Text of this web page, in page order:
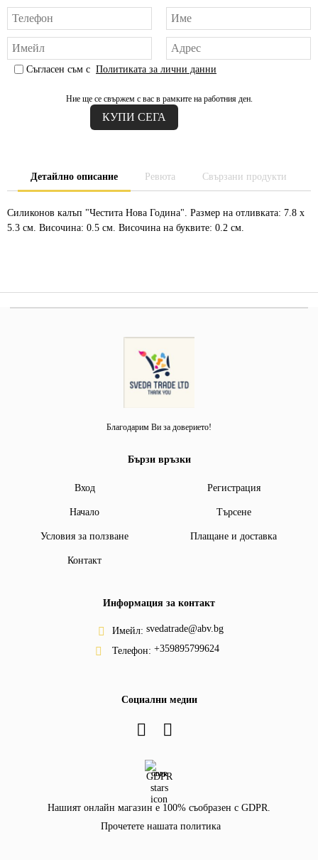
Съгласен съм с Политиката за лични данни
Ние ще се свържем с вас в рамките на работния ден.
Детайлно описание Ревюта Свързани продукти
Силиконов калъп "Честита Нова Година". Размер на отливката: 7.8 х
5.3 см. Височина: 0.5 см. Височина на буквите: 0.2 см.
Благодарим Ви за доверието!
Бързи връзки
Вход Регистрация
Начало Търсене
Условия за ползване Плащане и доставка
Контакт
Информация за контакт
Имейл: svedatrade@abv.bg
Телефон: +359895799624
Социални медии
GDPR
Нашият онлайн магазин е 100% съобразен с GDPR.
Прочетете нашата политика